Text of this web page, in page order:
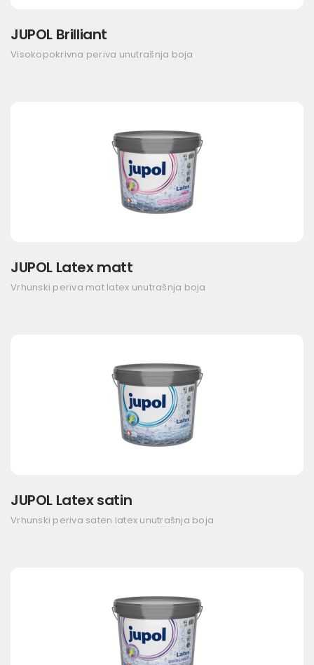
JUPOL Brilliant
Visokopokrivna periva unutrašnja boja
JUPOL Latex matt
Vrhunski periva mat latex unutrašnja boja
JUPOL Latex satin
Vrhunski periva saten latex unutrašnja boja